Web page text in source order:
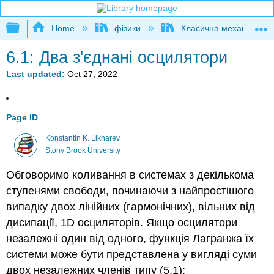
Expand/collapse global hierarchy
Home фізики Класична механіка
6.1: Два з'єднані осцилятори
Last updated Oct 27, 2022
Page ID
Konstantin K. Likharev
Stony Brook University
Обговоримо коливання в системах з декількома
ступенями свободи, починаючи з найпростішого
випадку двох лінійних (гармонічних), вільних від
дисипації, 1D осциляторів. Якщо осцилятори
незалежні один від одного, функція Лагранжа їх
системи може бути представлена у вигляді суми
двох незалежних членів типу (5.1):